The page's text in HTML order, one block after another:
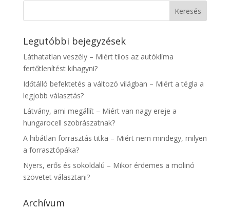
Legutóbbi bejegyzések
Láthatatlan veszély – Miért tilos az autóklíma
fertőtlenítést kihagyni?
Időtálló befektetés a változó világban – Miért a tégla a
legjobb választás?
Látvány, ami megállít – Miért van nagy ereje a
hungarocell szobrászatnak?
A hibátlan forrasztás titka – Miért nem mindegy, milyen
a forrasztópáka?
Nyers, erős és sokoldalú – Mikor érdemes a molinó
szövetet választani?
Archívum